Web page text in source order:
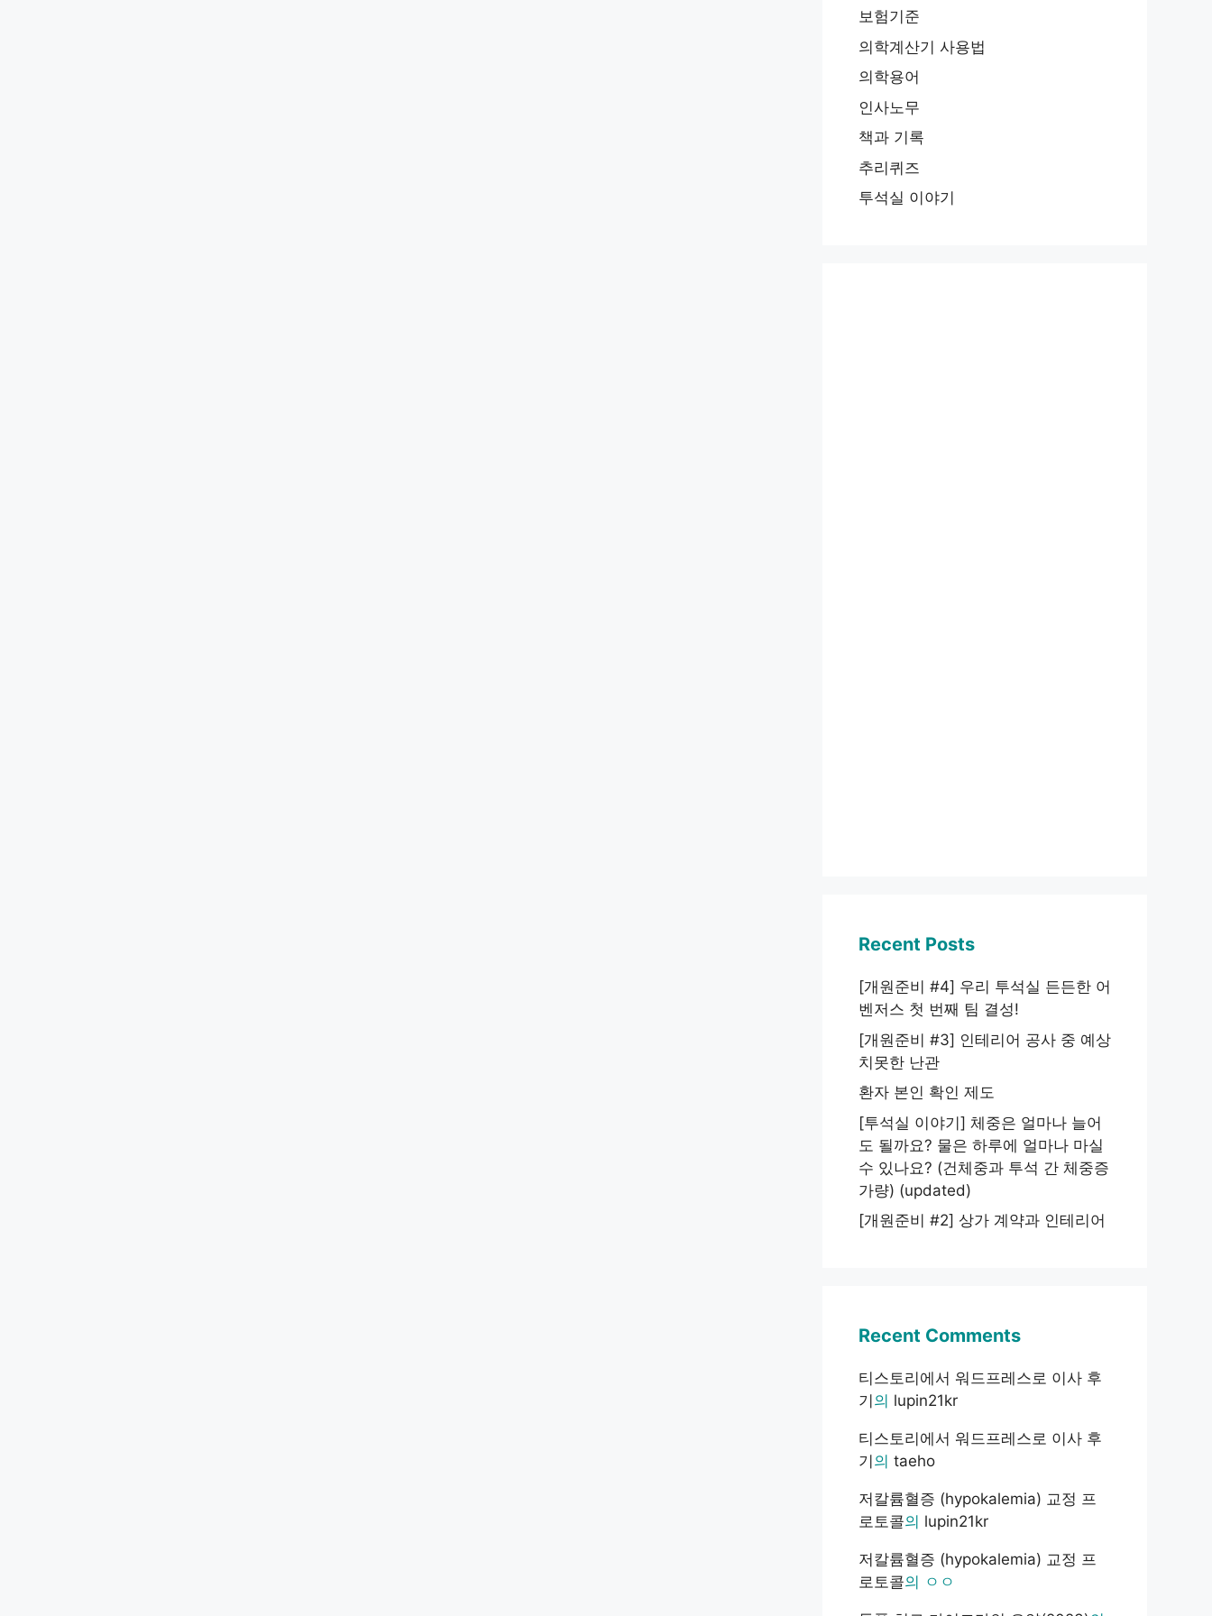
보험기준
의학계산기 사용법
의학용어
인사노무
책과 기록
추리퀴즈
투석실 이야기
Recent Posts
[개원준비 #4] 우리 투석실 든든한 어
벤저스 첫 번째 팀 결성!
[개원준비 #3] 인테리어 공사 중 예상
치못한 난관
환자 본인 확인 제도
[투석실 이야기] 체중은 얼마나 늘어
도 될까요? 물은 하루에 얼마나 마실
수 있나요? (건체중과 투석 간 체중증
가량) (updated)
[개원준비 #2] 상가 계약과 인테리어
Recent Comments
티스토리에서 워드프레스로 이사 후
기 의 lupin21kr
티스토리에서 워드프레스로 이사 후
기 의 taeho
저칼륨혈증 (hypokalemia) 교정 프
로토콜의 lupin21kr
저칼륨혈증 (hypokalemia) 교정 프
로토콜의 ㅇㅇ